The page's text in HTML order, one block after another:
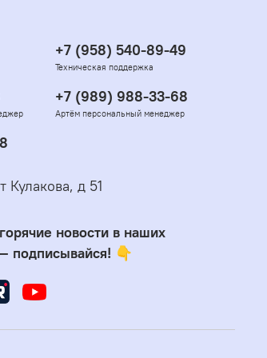
+7 (958) 540-89-49
Техническая поддержка
+7 (989) 988-33-68
Артём персональный менеджер
Кулакова, д 51
новости в наших
подписывайся! 👇